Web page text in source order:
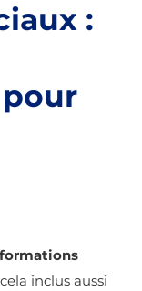
:
inclus aussi